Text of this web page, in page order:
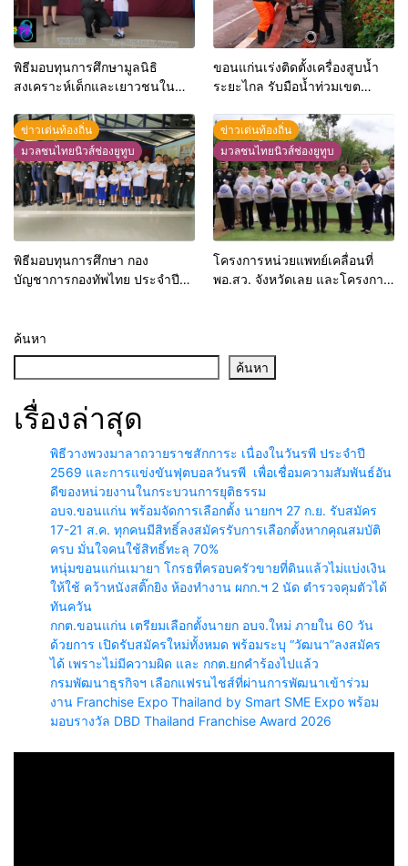
พิธีมอบทุนการศึกษามูลนิธิ
สงเคราะห์เด็กและเยาวชนใน
ราชูปถัมภ์ ประจำปี พุทธศักราช
2569
ขอนแก่นเร่งติดตั้งเครื่องสูบน้ำ
ระยะไกล รับมือน้ำท่วมเขต
ตกลงมาอย่างมาต่อเนื่อง พร้อม
เปิดให้ประชาชนรับกระสอบ
ทรายฟรี 24 ชม.
ข่าวเด่นท้องถิ่น
มวลชนไทยนิวส์ช่องยูทูบ
พิธีมอบทุนการศึกษา กอง
บัญชาการกองทัพไทย ประจำปี
หน่วย
ข่าวเด่นท้องถิ่น
มวลชนไทยนิวส์ช่องยูทูบ
โครงการหน่วยแพทย์เคลื่อนที่
พอ.สว. จังหวัดเลย และโครงการ
ค้นหา
ค้นหา
เรื่องล่าสุด
พิธีวางพวงมาลาถวายราชสักการะ เนื่องในวันรพี ประจำปี
2569 และการแข่งขันฟุตบอลวันรพี เพื่อเชื่อมความสัมพันธ์อัน
ดีของหน่วยงานในกระบวนการยุติธรรม
อบจ.ขอนแก่น พร้อมจัดการเลือกตั้ง นายกฯ 27 ก.ย. รับสมัคร
17-21 ส.ค. ทุกคนมีสิทธิ์ลงสมัครรับการเลือกตั้งหากคุณสมบัติ
ครบ มั่นใจคนใช้สิทธิ์ทะลุ 70%
หนุ่มขอนแก่นเมายา โกรธที่ครอบครัวขายที่ดินแล้วไม่แบ่งเงิน
ให้ใช้ คว้าหนังสติ๊กยิง ห้องทำงาน ผกก.ฯ 2 นัด ตำรวจคุมตัวได้
ทันควัน
กกต.ขอนแก่น เตรียมเลือกตั้งนายก อบจ.ใหม่ ภายใน 60 วัน
ด้วยการ เปิดรับสมัครใหม่ทั้งหมด พร้อมระบุ “วัฒนา”ลงสมัคร
ได้ เพราะไม่มีความผิด และ กกต.ยกคำร้องไปแล้ว
กรมพัฒนาธุรกิจฯ เลือกแฟรนไชส์ที่ผ่านการพัฒนาเข้าร่วม
งาน Franchise Expo Thailand by Smart SME Expo พร้อม
มอบรางวัล DBD Thailand Franchise Award 2026